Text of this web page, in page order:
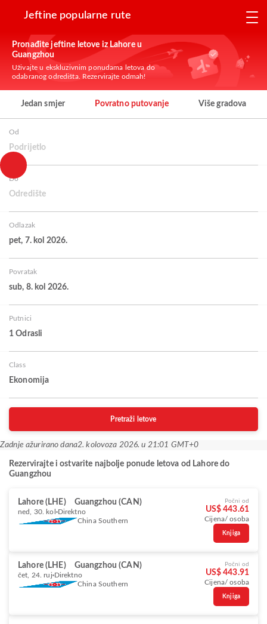
Jeftine popularne rute
Pronađite jeftine letove iz Lahore u
Guangzhou
Uživajte u ekskluzivnim ponudama letova do
odabranog odredišta. Rezervirajte odmah!
Jedan smjer Povratno putovanje Više gradova
Od
Podrijetlo
Do
Odredište
Odlazak
pet, 7. kol 2026.
Povratak
sub, 8. kol 2026.
Putnici
1 Odrasli
Class
Ekonomija
Pretraži letove
Zadnje ažurirano dana2. kolovoza 2026. u 21:01 GMT+0
Rezervirajte i ostvarite najbolje ponude letova od Lahore do
Guangzhou
Lahore (LHE) Guangzhou (CAN)
ned, 30. kol Direktno
China Southern
Počni od
US$ 443.61
Cijena/ osoba
Knjiga
Lahore (LHE) Guangzhou (CAN)
čet, 24. ruj Direktno
China Southern
Počni od
US$ 443.91
Cijena/ osoba
Knjiga